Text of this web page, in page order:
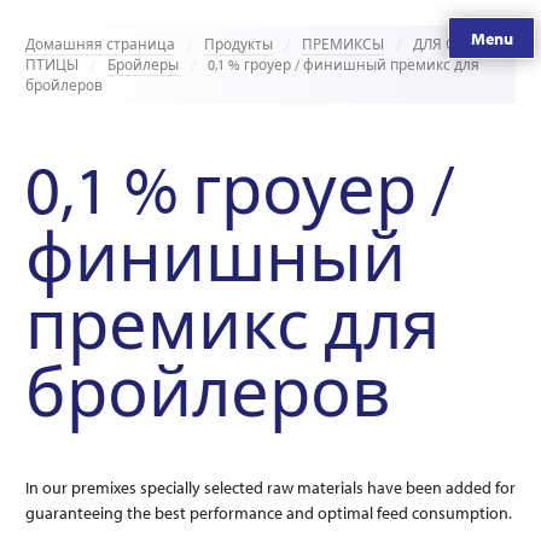
Menu
Домашняя страница Продукты ПРЕМИКСЫ
ДЛЯ С/Х
ПТИЦЫ
Бройлеры
0,1 % гроуер / финишный премикс для
бройлеров
0,1 % гроуер /
финишный
премикс для
бройлеров
In our premixes specially selected raw materials have been added for
guaranteeing the best performance and optimal feed consumption.